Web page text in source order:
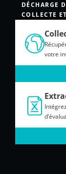
DÉCHARGE
COLLECTE
votre